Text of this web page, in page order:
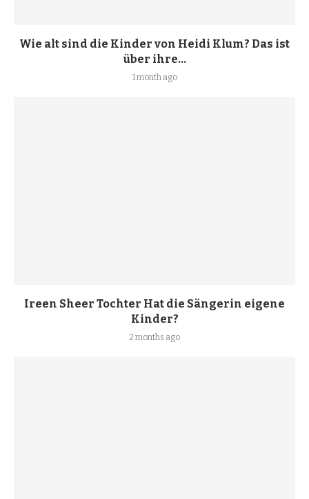
Wie alt sind die Kinder von Heidi Klum? Das ist
über ihre...
1 month ago
Ireen Sheer Tochter Hat die Sängerin eigene
Kinder?
2 months ago